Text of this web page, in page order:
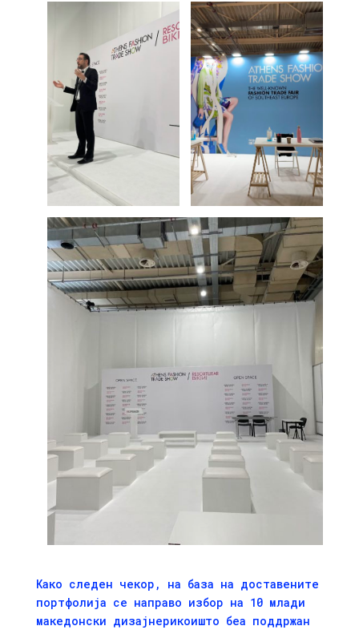
Како следен чекор, на база на доставените
портфолија се направо избор на 10 млади
македонски дизајнерикоишто беа поддржан